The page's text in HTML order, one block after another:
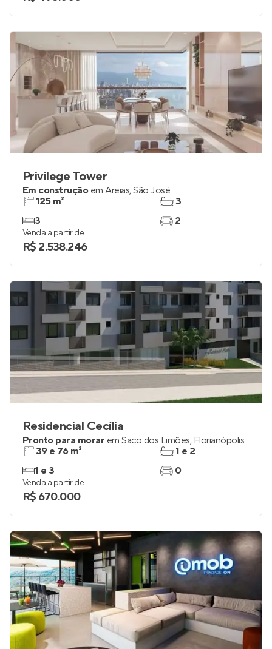
Privilege Tower
Em construção em Areias,São José
125 m²
3
3
2
Venda a partir de
R$ 2.538.246
Residencial Cecília
Pronto para morar em Saco dos Limões, Florianópolis
39 e 76 m²
1 e 3
1 e 2
0
Venda a partir de
R$ 670.000